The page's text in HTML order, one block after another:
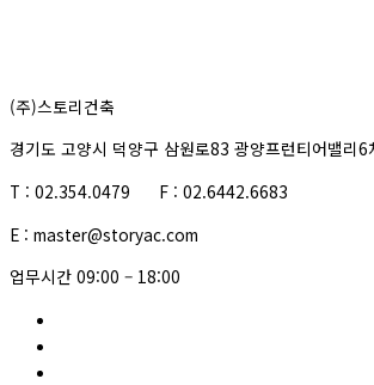
(주)스토리건축
경기도 고양시 덕양구 삼원로83 광양프런티어밸리6
T : 02.354.0479 F : 02.6442.6683
E : master@storyac.com
업무시간 09:00 – 18:00